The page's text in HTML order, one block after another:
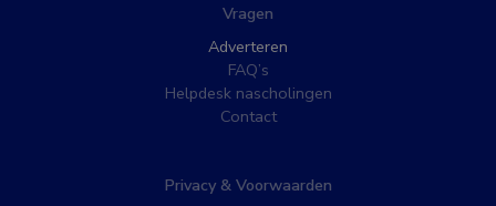
Vragen
Adverteren
FAQ’s
Helpdesk nascholingen
Contact
Privacy & Voorwaarden